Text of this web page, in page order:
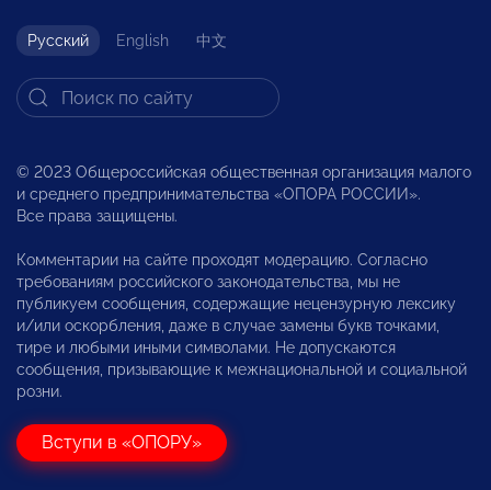
Русский English 中文
© 2023 Общероссийская общественная организация малого
и среднего предпринимательства «ОПОРА РОССИИ».
Все права защищены.
Комментарии на сайте проходят модерацию. Согласно
требованиям российского законодательства, мы не
публикуем сообщения, содержащие нецензурную лексику
и/или оскорбления, даже в случае замены букв точками,
тире и любыми иными символами. Не допускаются
сообщения, призывающие к межнациональной и социальной
розни.
Вступи в «ОПОРУ»